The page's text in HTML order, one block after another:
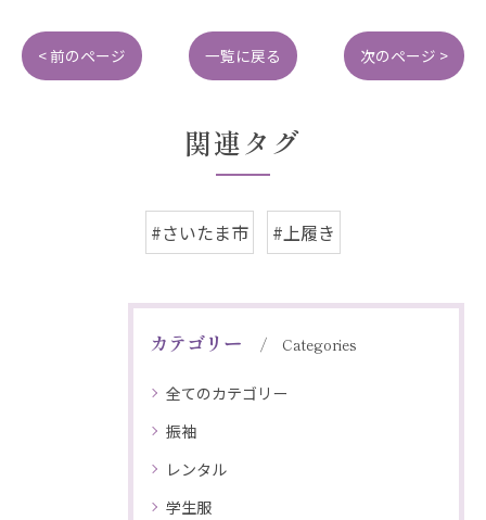
< 前のページ 一覧に戻る 次のページ >
関連タグ
#さいたま市 #上履き
カテゴリー Categories
全てのカテゴリー
振袖
レンタル
学生服